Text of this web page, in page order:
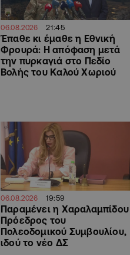
06.08.2026 21:45
Έπαθε κι έμαθε η Εθνική
Φρουρά: Η απόφαση μετά
την πυρκαγιά στο Πεδίο
Βολής του Καλού Χωριού
06.08.2026 19:59
Παραμένει η Χαραλαμπίδου
Πρόεδρος του
Πολεοδομικού Συμβουλίου,
ιδού το νέο ΔΣ